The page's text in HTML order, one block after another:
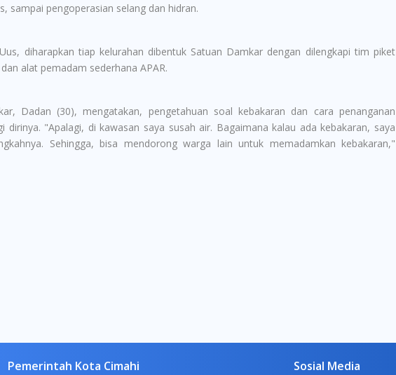
sampai pengoperasian selang dan hidran.
diharapkan tiap kelurahan dibentuk Satuan Damkar dengan dilengkapi tim piket
alat pemadam sederhana APAR.
Dadan (30), mengatakan, pengetahuan soal kebakaran dan cara penanganan
dirinya. "Apalagi, di kawasan saya susah air. Bagaimana kalau ada kebakaran, saya
Sehingga, bisa mendorong warga lain untuk memadamkan kebakaran,"
Pemerintah Kota Cimahi Sosial Media